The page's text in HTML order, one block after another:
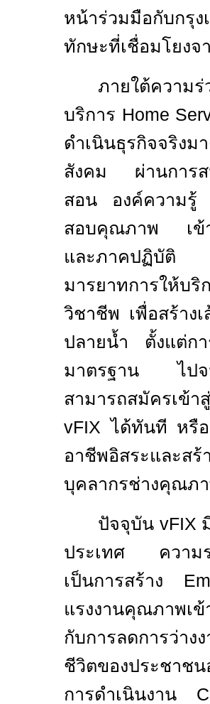
หน้าร่วมมือกับกรุ
ทักษะที่เชื่อมโยงจ
ภายใต้ความ
บริการ Home
ดำเนินธุรกิจจริงม
สังคม ผ่านการส
สอน องค์ความรู้
สอบคุณภาพ เข้า
และภาคปฏิบัติ ต
มารยาทการให้บ
วิชาชีพ เพื่อสร้าง
ปลายน้ำ ตั้งแต่ก
มาตรฐาน ไปจน
สามารถสมัครเข้า
vFIXได้ทันที หรือ
อาชีพอิสระและสร้
บุคลากรช่างคุณภ
ปัจจุบัน vFIX
ประเทศ ความร่
เป็นการสร้าง
แรงงานคุณภาพเ
กับการลดการว่าง
ชีวิตของประชาช
การดำเนินงาน